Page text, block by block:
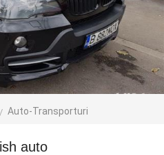
Auto-Transporturi
auto